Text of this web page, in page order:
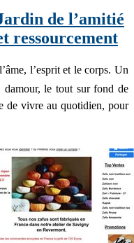
de l’amitié
res­sour­ce­ment
l’esprit et le corps. Un
le tout sur fond de
de vivre au quotidien, pour